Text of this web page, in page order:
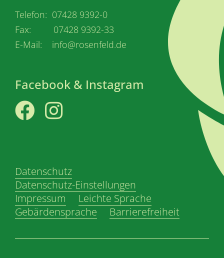
Telefon: 07428 9392-0
Fax: 07428 9392-33
E-Mail: info@rosenfeld.de
Facebook & Instagram
Datenschutz
Datenschutz-Einstellungen
Impressum
Leichte Sprache
Gebärdensprache
Barrierefreiheit